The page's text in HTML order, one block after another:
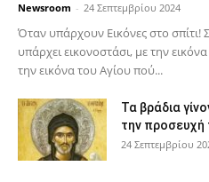
Newsroom - 24 Σεπτεμβρίου 2024
Όταν υπάρχουν Εικόνες στο σπίτι!
υπάρχει εικονοστάσι, με την
την εικόνα του Αγίου πού...
Τα βράδια
την προσευχή
24 Σεπτεμβρίου